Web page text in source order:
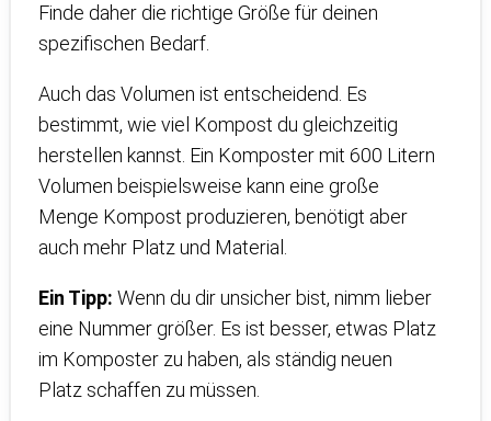
Finde daher die richtige Größe für deinen
spezifischen Bedarf.
Auch das Volumen ist entscheidend. Es
bestimmt, wie viel Kompost du gleichzeitig
herstellen kannst. Ein Komposter mit 600 Litern
Volumen beispielsweise kann eine große
Menge Kompost produzieren, benötigt aber
auch mehr Platz und Material.
Ein Tipp: Wenn du dir unsicher bist, nimm lieber
eine Nummer größer. Es ist besser, etwas Platz
im Komposter zu haben, als ständig neuen
Platz schaffen zu müssen.